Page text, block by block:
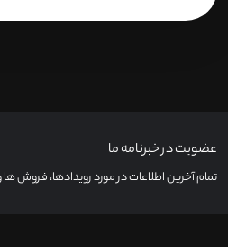
عضویت در خبرنامه ما
تمام آخرین اطلاعات در مورد رویدادها، فروش